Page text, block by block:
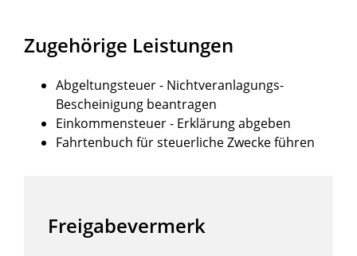
Zugehörige Leistungen
Abgeltungsteuer - Nichtveranlagungs-
Bescheinigung beantragen
Einkommensteuer - Erklärung abgeben
Fahrtenbuch für steuerliche Zwecke führen
Freigabevermerk